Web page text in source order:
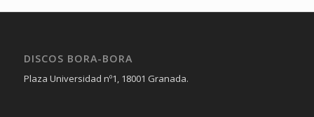
DISCOS BORA-BORA
Plaza Universidad nº1, 18001 Granada.